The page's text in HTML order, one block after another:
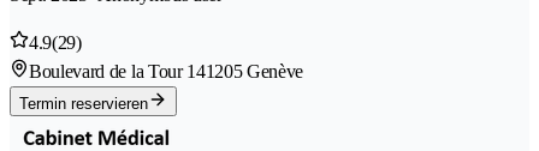
4.9(29)
Boulevard de la Tour 141205 Genève
Termin reservieren